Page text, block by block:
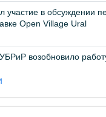
участие в обсуждении
Open Village Ural
возобновило